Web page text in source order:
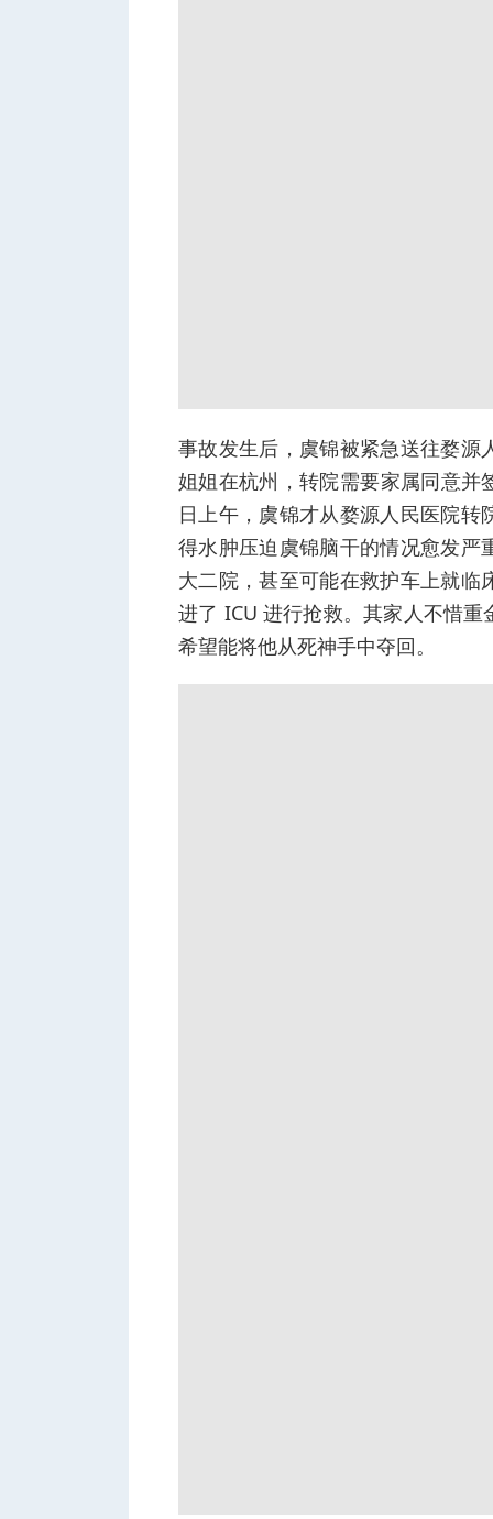
事故发生后，虞锦被紧急送往婺源
姐姐在杭州，转院需要家属同意
日上午，虞锦才从婺源人民医院
得水肿压迫虞锦脑干的情况愈发严
大二院，甚至可能在救护车上就
进了 ICU 进行抢救。其家人不惜
希望能将他从死神手中夺回。